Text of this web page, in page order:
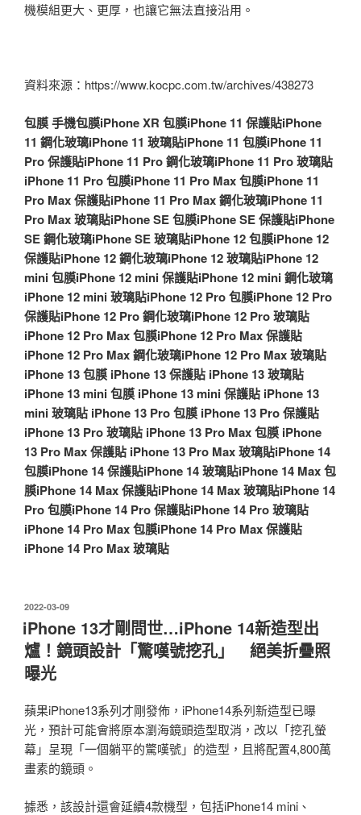
機模組更大、更厚，也讓它無法直接沿用。
資料來源：https://www.kocpc.com.tw/archives/438273
包膜手機包膜iPhone XR 包膜iPhone 11 保護貼iPhone
11 鋼化玻璃iPhone 11 玻璃貼iPhone 11 包膜iPhone 11
Pro 保護貼iPhone 11 Pro 鋼化玻璃iPhone 11 Pro 玻璃貼
iPhone 11 Pro 包膜iPhone 11 Pro Max 包膜iPhone 11
Pro Max 保護貼iPhone 11 Pro Max 鋼化玻璃iPhone 11
Pro Max 玻璃貼iPhone SE 包膜iPhone SE 保護貼iPhone
SE 鋼化玻璃iPhone SE 玻璃貼iPhone 12 包膜iPhone 12
保護貼iPhone 12 鋼化玻璃iPhone 12 玻璃貼iPhone 12
mini 包膜iPhone 12 mini 保護貼iPhone 12 mini 鋼化玻璃
iPhone 12 mini 玻璃貼iPhone 12 Pro 包膜iPhone 12 Pro
保護貼iPhone 12 Pro 鋼化玻璃iPhone 12 Pro 玻璃貼
iPhone 12 Pro Max 包膜iPhone 12 Pro Max 保護貼
iPhone 12 Pro Max 鋼化玻璃iPhone 12 Pro Max 玻璃貼
iPhone 13 包膜 iPhone 13 保護貼 iPhone 13 玻璃貼
iPhone 13 mini 包膜 iPhone 13 mini 保護貼 iPhone 13
mini 玻璃貼 iPhone 13 Pro 包膜 iPhone 13 Pro 保護貼
iPhone 13 Pro 玻璃貼 iPhone 13 Pro Max 包膜 iPhone
13 Pro Max 保護貼 iPhone 13 Pro Max 玻璃貼iPhone 14
包膜iPhone 14 保護貼iPhone 14 玻璃貼iPhone 14 Max 包
膜iPhone 14 Max 保護貼iPhone 14 Max 玻璃貼iPhone 14
Pro 包膜iPhone 14 Pro 保護貼iPhone 14 Pro 玻璃貼
iPhone 14 Pro Max 包膜iPhone 14 Pro Max 保護貼
iPhone 14 Pro Max 玻璃貼
發
佈
於
2022-03-09
iPhone 13才剛問世…iPhone 14新造型出
爐！鏡頭設計「驚嘆號挖孔」 絕美折疊照
曝光
蘋果iPhone13系列才剛發佈，iPhone14系列新造型已曝
光，預計可能會將原本瀏海鏡頭造型取消，改以「挖孔螢
幕」呈現「一個躺平的驚嘆號」的造型，且將配置4,800萬
畫素的鏡頭。
據悉，該設計還會延續4款機型，包括iPhone14 mini、